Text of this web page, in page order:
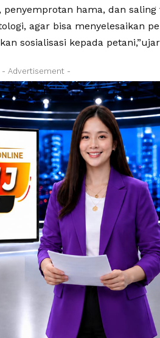
hama, dan saling
agar bisa menyelesaikan
sosialisasi kepada
- Advertisement -